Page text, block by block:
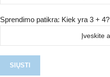
Sprendimo patikra: Kiek yra 3 + 4?